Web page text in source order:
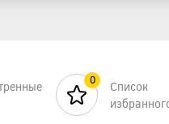
0
Список